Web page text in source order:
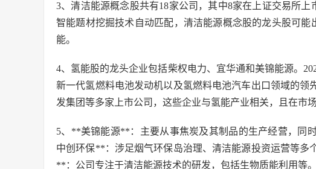
3、清洁能源概念股共有18家公司，其中8家在上证交易所
智能题材挖掘技术自动匹配，清洁能源概念股的龙头股可
能。
4、氢能股的龙头企业包括柴权电力、宜华通和美锦能源。
新一代氢燃料电池发动机以及氢燃料电池汽车出口领域的
发集团等多家上市公司，这些企业与氢能产业相关，且在市
5、**美锦能源**：主要从事焦炭及其制品的生产经营，同
中创环保**：涉足烟气环保岛治理、清洁能源投资运营等
**：公司专注于清洁能源技术的研发，包括生物质能利用等。